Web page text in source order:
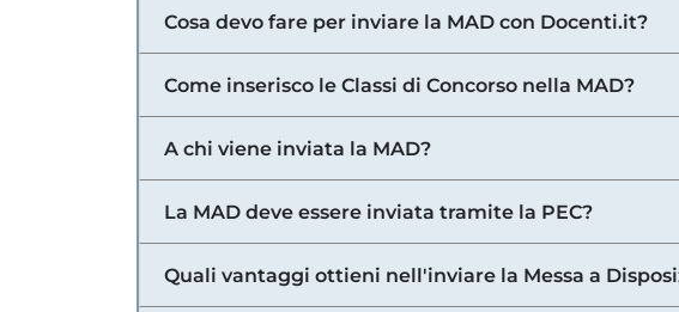
Cosa devo fare per inviare la MAD con Docenti.it?
Come inserisco le Classi di Concorso nella MAD?
A chi viene inviata la MAD?
La MAD deve essere inviata tramite la PEC?
Quali vantaggi ottieni nell'inviare la Messa a